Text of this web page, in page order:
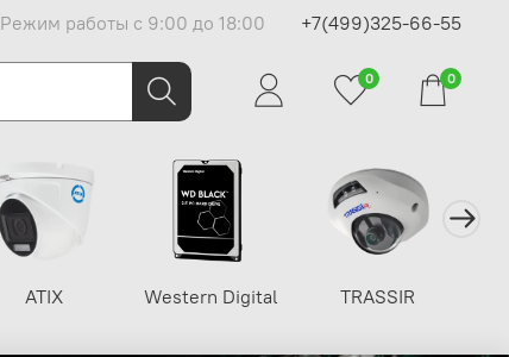
Режим работы с 9:00 до 18:00 +7(499)325-66-55
0 0
ATIX Western Digital TRASSIR